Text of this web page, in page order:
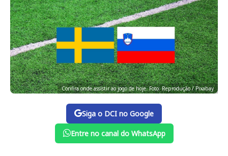
Confira onde assistir ao jogo de hoje. Foto: Reprodução / Pixabay
Siga o DCI no Google
Entre no canal do WhatsApp